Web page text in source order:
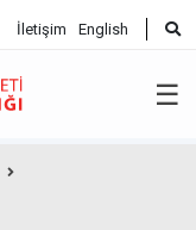
İletişim English
☰